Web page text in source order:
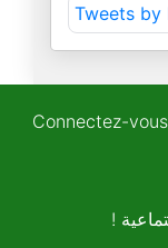
Tweets by
Connectez-